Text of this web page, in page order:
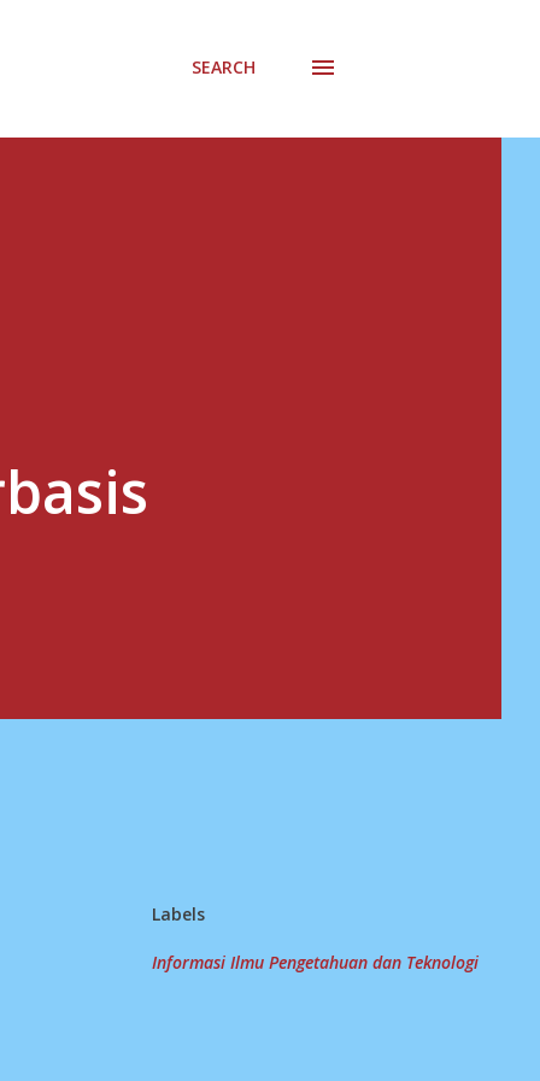
SEARCH
Labels
Informasi Ilmu Pengetahuan dan Teknologi